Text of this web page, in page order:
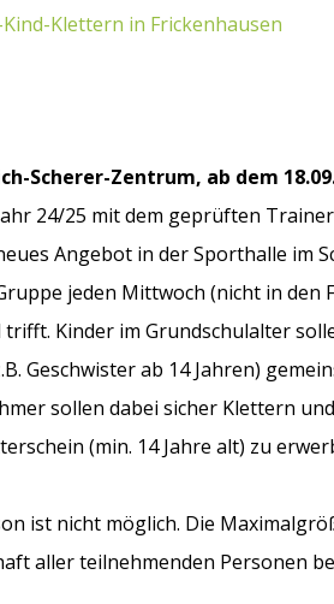
Scherer-Zentrum, ab dem
24/25 mit dem geprüften
Angebot in der Sporthalle im
jeden Mittwoch (nicht in den
Kinder im Grundschulalter
Geschwister ab 14 Jahren)
sollen dabei sicher Klettern
(min. 14 Jahre alt) zu
ist nicht möglich. Die
aller teilnehmenden Personen